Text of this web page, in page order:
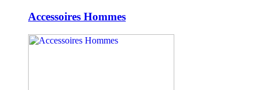
Accessoires Hommes